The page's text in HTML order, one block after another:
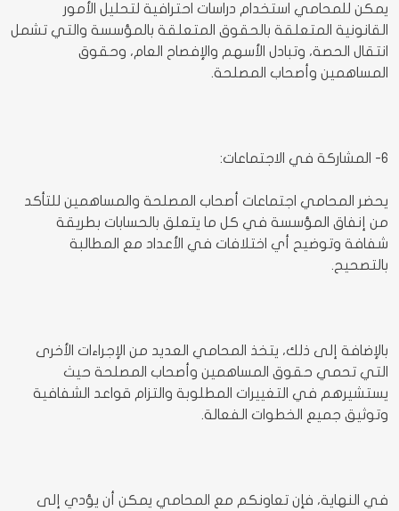
يمكن للمحامي استخدام دراسات احترافية لتحليل الأمور
القانونية المتعلقة بالحقوق المتعلقة بالمؤسسة والتي تشمل
انتقال الحصة، وتبادل الأسهم والإفصاح العام، وحقوق
المساهمين وأصحاب المصلحة.
6- المشاركة في الاجتماعات:
يحضر المحامي اجتماعات أصحاب المصلحة والمساهمين للتأكد
من إنفاق المؤسسة في كل ما يتعلق بالحسابات بطريقة
شفافة وتوضيح أي اختلافات في الأعداد مع المطالبة
بالتصحيح.
بالإضافة إلى ذلك، يتخذ المحامي العديد من الإجراءات الأخرى
التي تحمي حقوق المساهمين وأصحاب المصلحة حيث
يستشيرهم في التغييرات المطلوبة والتزام قواعد الشفافية
وتوثيق جميع الخطوات الفعالة.
في النهاية، فإن تعاونكم مع المحامي يمكن أن يؤدي إلى